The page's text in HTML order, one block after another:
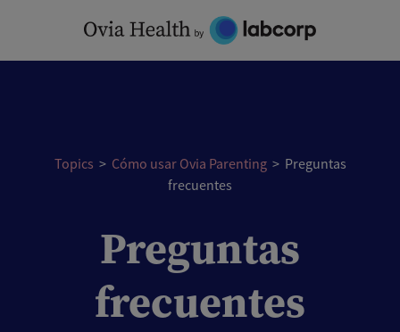
content
Topics > Cómo usar Ovia Parenting> Preguntas
frecuentes
Preguntas
frecuentes